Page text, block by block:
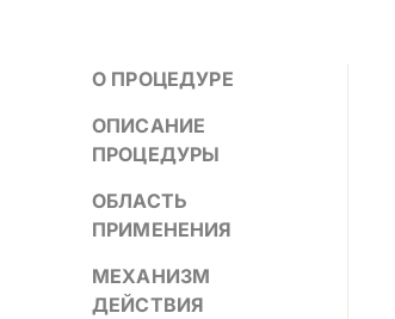
О ПРОЦЕДУРЕ
ОПИСАНИЕ
ПРОЦЕДУРЫ
ОБЛАСТЬ
ПРИМЕНЕНИЯ
МЕХАНИЗМ
ДЕЙСТВИЯ